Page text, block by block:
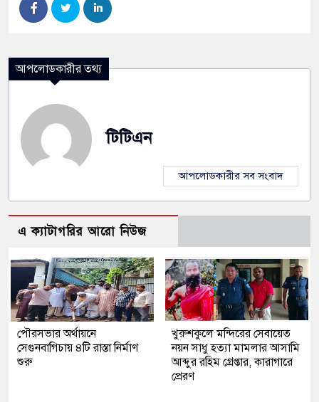
আপলোডকারীর তথ্য
টিটিএন
আপলোডকারীর সব সংবাদ
এ ক্যাটাগরির আরো নিউজ
পৌরসভার অর্থায়নে
সেগুনবাগিচায় ৪টি রাস্তা নির্মাণ
শুরু
খুরুশকুলে মন্দিরের সেবায়েত
নয়ন সাধু হত্যা মামলার আসামি
আব্দুর রহিম গ্রেপ্তার, কারাগারে
প্রেরণ